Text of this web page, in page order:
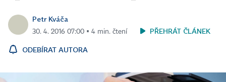
Petr Kváča
30. 4. 2016 07:00 ▪ 4 min. čtení PŘEHRÁT ČLÁNEK
ODEBÍRAT AUTORA